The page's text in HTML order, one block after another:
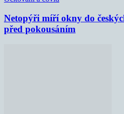
Netopýři míří okny do
před pokousáním